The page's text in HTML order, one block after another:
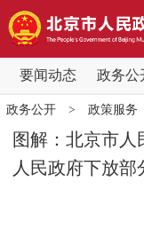
要闻动态 政务公
要闻动态
党中央精神
北京要闻
政务公开> 政策服务
图解：北京市
人民政府下放